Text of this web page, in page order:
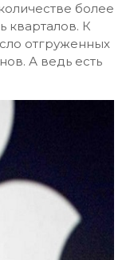
более
кварталов. К
отгруженных
А ведь есть